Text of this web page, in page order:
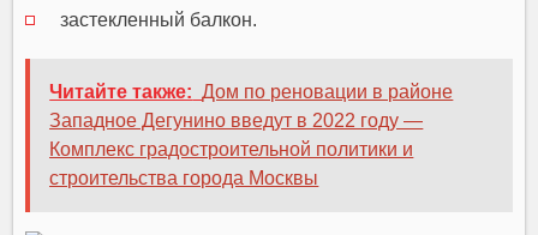
застекленный балкон.
Читайте также: Дом по реновации в районе
Западное Дегунино введут в 2022 году —
Комплекс градостроительной политики и
строительства города Москвы